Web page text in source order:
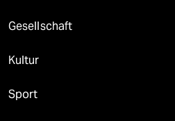
Gesellschaft
Kultur
Sport